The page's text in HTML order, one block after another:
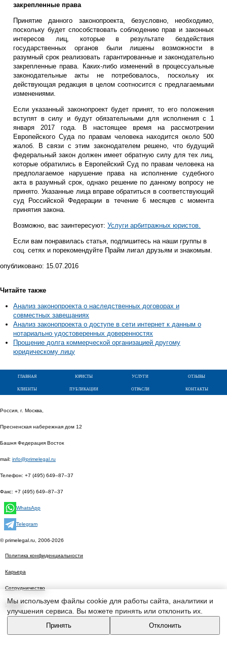
закрепленные права
Принятие данного законопроекта, безусловно, необходимо,
поскольку будет способствовать соблюдению прав и законных
интересов лиц, которые в результате бездействия
государственных органов были лишены возможности в
разумный срок реализовать гарантированные и законодательно
закрепленные права. Каких-либо изменений в процессуальные
законодательные акты не потребовалось, поскольку их
действующая редакция в целом соотносится с предлагаемыми
изменениями.
Если указанный законопроект будет принят, то его положения
вступят в силу и будут обязательными для исполнения с 1
января 2017 года. В настоящее время на рассмотрении
Европейского Суда по правам человека находится около 500
жалоб. В связи с этим законодателем решено, что будущий
федеральный закон должен имеет обратную силу для тех лиц,
которые обратились в Европейский Суд по правам человека на
предполагаемое нарушение права на исполнение судебного
акта в разумный срок, однако решение по данному вопросу не
принято. Указанные лица вправе обратиться в соответствующий
суд Российской Федерации в течение 6 месяцев с момента
принятия закона.
Возможно, вас заинтересуют: Услуги арбитражных юристов.
Если вам понравилась статья, подпишитесь на наши группы в
соц. сетях и порекомендуйте Прайм лигал друзьям и знакомым.
опубликовано: 15.07.2016
Читайте также
Анализ законопроекта о наследственных договорах и
совместных завещаниях
Анализ законопроекта о доступе в сети интернет к данным о
нотариально удостоверенных доверенностях
Прощение долга коммерческой организацией другому
юридическому лицу
главная юристы услуги
отзывы
клиенты
публикации отрасли контакты
Россия, г. Москва,
Пресненская набережная дом 12
Башня Федерация Восток
mail: info@primelegal.ru
Телефон: +7 (495) 649–87–37
Факс: +7 (495) 649–87–37
WhatsApp
Telegram
© primelegal.ru, 2006-2026
Политика конфиденциальности
Карьера
Сотрудничество
Статьи
Мы используем файлы cookie для работы сайта, аналитики и
улучшения сервиса. Вы можете принять или отклонить их.
Принять Отклонить